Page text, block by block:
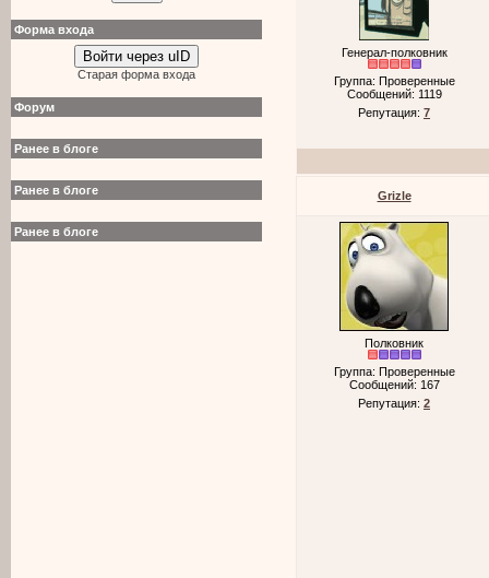
Форма входа
Войти через uID
Старая форма входа
Форум
Ранее в блоге
Ранее в блоге
Ранее в блоге
Генерал-полковник
Группа: Проверенные
Сообщений: 1119
Репутация: 7
Grizle
Полковник
Группа: Проверенные
Сообщений: 167
Репутация: 2